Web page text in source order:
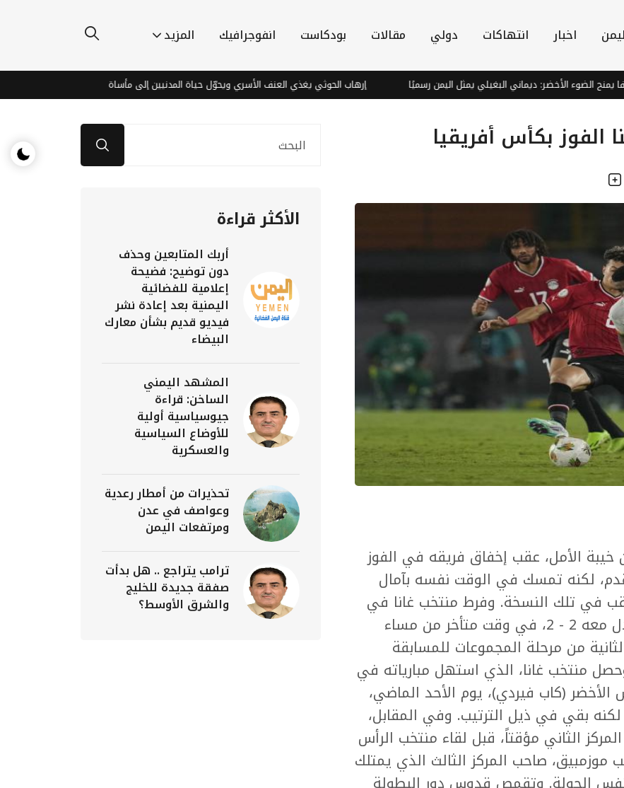
اخبار انتهاكات دولي مقالات بودكاست انفوجرافيك المزيد
الضوء الأخضر: ديماني البغيلي يمثل اليمن رسميًا إرهاب الحوثي يغذي العنف الأسري ويحوّل حياة المدنيين إلى مأساة
بكأس أفريقيا
الأمل، عقب إخفاق فريقه في الفوز
لكنه تمسك في الوقت نفسه بآمال
في تلك النسخة. وفرط منتخب غانا في
تقدمه مرتين على نظيره المصري، ليتعادل معه 2 - 2، في وقت متأخر من مساء
من مرحلة المجموعات للمسابقة
منتخب غانا، الذي استهل مبارياته في
منتخب الرأس الأخضر (كاب فيردي)، يوم الأحد الماضي،
بقي في ذيل الترتيب. وفي المقابل،
الثاني مؤقتاً، قبل لقاء منتخب الرأس
3 نقاط، مع منتخب موزمبيق، صاحب المركز الثالث الذي يمتلك
الأكثر قراءة
أربك المتابعين وحذف
دون توضيح: فضيحة
إعلامية للفضائية
اليمنية بعد إعادة نشر
فيديو قديم بشأن معارك
البيضاء
المشهد اليمني
الساخن: قراءة
جيوسياسية أولية
للأوضاع السياسية
والعسكرية
تحذيرات من أمطار رعدية
وعواصف في عدن
ومرتفعات اليمن
ترامب يتراجع .. هل بدأت
صفقة جديدة للخليج
والشرق الأوسط؟